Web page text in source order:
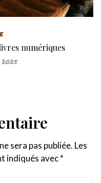
numériques
2025
sera pas publiée. Les
indiqués avec*